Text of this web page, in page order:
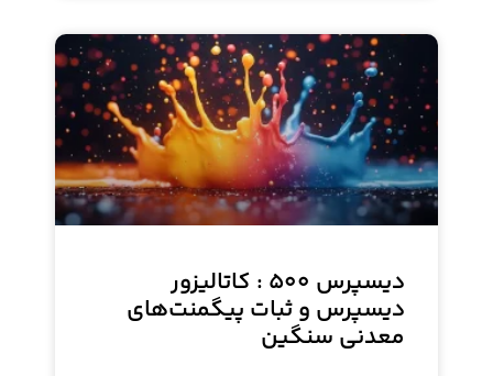
دیسپرس ۵۰۰ : کاتالیزور
دیسپرس و ثبات پیگمنت‌های
معدنی سنگین